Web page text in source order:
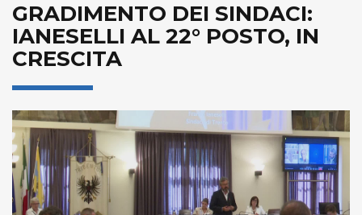
GRADIMENTO DEI SINDACI:
IANESELLI AL 22° POSTO, IN
CRESCITA